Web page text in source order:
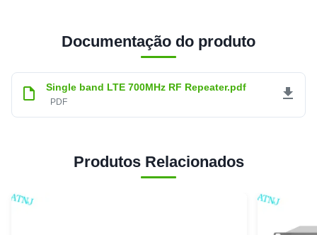
Documentação do produto
Single band LTE 700MHz RF Repeater.pdf
PDF
Produtos Relacionados